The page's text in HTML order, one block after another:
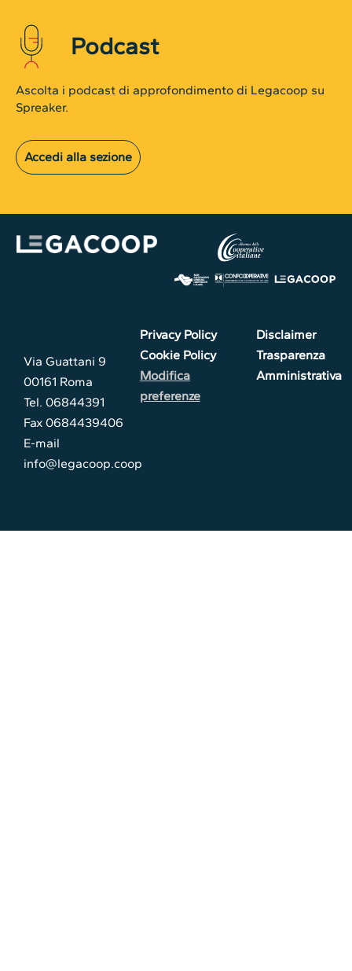
Podcast
Ascolta i podcast di approfondimento di Legacoop su
Spreaker.
Accedi alla sezione
Via Guattani 9
00161 Roma
Tel. 06844391
Fax 0684439406
E-mail
info@legacoop.coop
Privacy Policy
Cookie Policy
Modifica
preferenze
Disclaimer
Trasparenza
Amministrativa